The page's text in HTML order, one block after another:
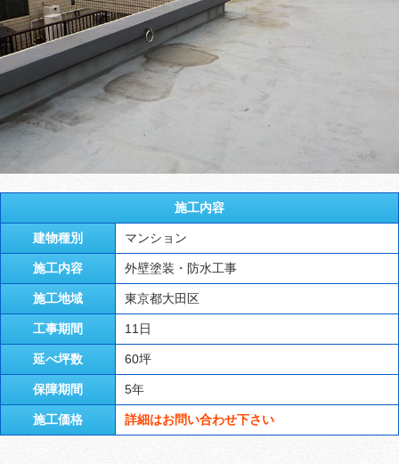
施工内容
建物種別 マンション
施工内容 外壁塗装・防水工事
施工地域 東京都大田区
工事期間 11日
延べ坪数 60坪
保障期間 5年
施工価格 詳細はお問い合わせ下さい